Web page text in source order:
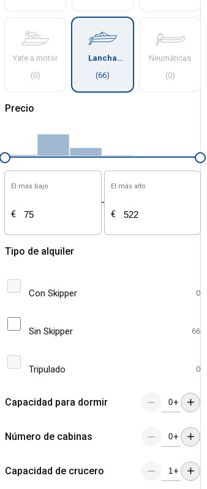
Yate a motor
(0)
Lancha
(66)
Neumáticas
(0)
Precio
El más bajo
€
-
El más alto
€
Tipo de alquiler
Con Skipper 0
Sin Skipper 66
Tripulado 0
Capacidad para dormir +
Número de cabinas +
Capacidad de crucero +